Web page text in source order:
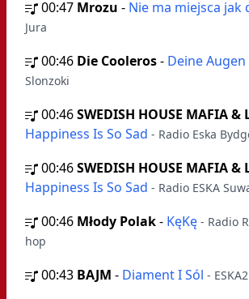
00:47 Mrozu - Nie ma miejsca jak
Jura
00:46 Die Cooleros- Deine Augen
Slonzoki
00:46SWEDISH HOUSE MAFIA &
Happiness Is So Sad - Radio Eska
00:46SWEDISH HOUSE MAFIA &
Happiness Is So Sad - Radio ESKA
00:46 Młody Polak- KęKę - Radio
hop
00:43 BAJM - Diament I Sól -